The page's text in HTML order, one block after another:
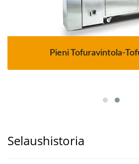
Pieni Tofuravintola-
Selaushistoria